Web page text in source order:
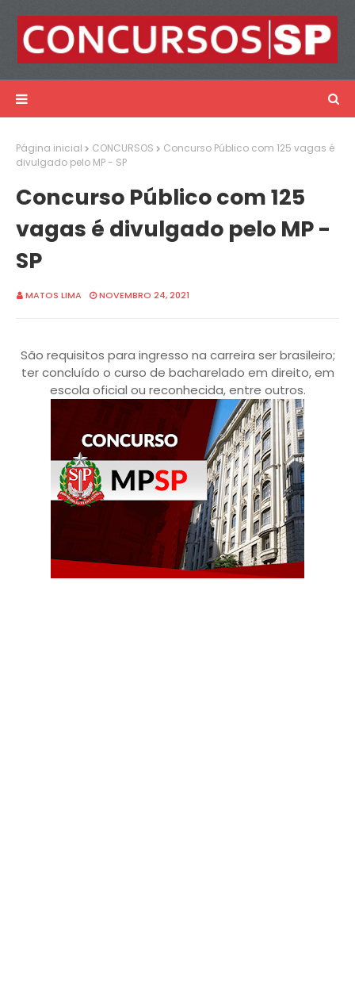
Página inicial CONCURSOS
Concurso Público com 125 vagas é
divulgado pelo MP - SP
Concurso Público com 125
vagas é divulgado pelo MP -
SP
MATOS LIMA NOVEMBRO 24, 2021
São requisitos para ingresso na carreira ser brasileiro;
ter concluído o curso de bacharelado em direito, em
escola oficial ou reconhecida, entre outros.